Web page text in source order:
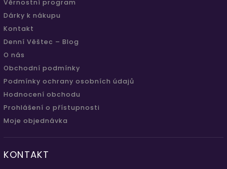
Věrnostní program
Dárky k nákupu
Kontakt
Denní Věštec – Blog
O nás
Obchodní podmínky
Podmínky ochrany osobních údajů
Hodnocení obchodu
Prohlášení o přístupnosti
Moje objednávka
KONTAKT